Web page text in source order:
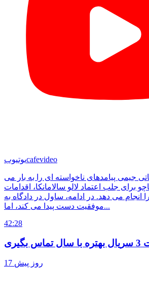
یوتیوبcafevideo
جیمی پیامدهای ناخواسته ای را به بار می
برای جلب اعتماد لالو سالامانکا، اقدامات
انجام می دهد. در ادامه، ساول در دادگاه به
موفقیت دست پیدا می کند، اما...
42:28
17 روز پیش